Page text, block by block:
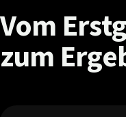
Vom
zum